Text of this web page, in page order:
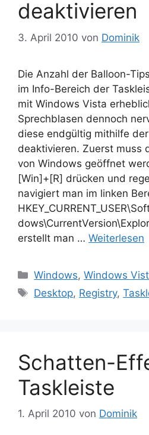
deaktivieren
3. April 2010 von Dominik
Die Anzahl der Balloon-
im Info-Bereich der
mit Windows Vista
Sprechblasen dennoch
diese endgültig mithilfe
deaktivieren. Zuerst muss
von Windows geöffnet
[Win]+[R] drücken und
navigiert man im linken
erstellt man … Weiterlesen
Kategorien
Windows,Windows
Schlagwörter
Desktop, Registry,
Schatten-
Taskleiste
1. April 2010 von Dominik